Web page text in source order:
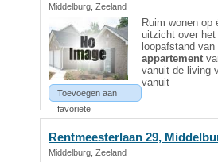
Middelburg, Zeeland
Toevoegen aan
favoriete
Ruim wonen
uitzicht over het
loopafstand
appartement
vanuit de living
vanuit
Rentmeesterlaan 29,
Middelburg, Zeeland